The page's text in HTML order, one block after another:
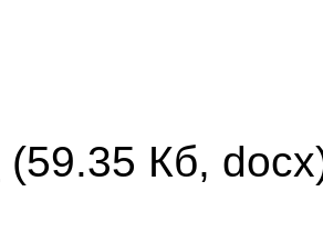
(59.35 Кб,